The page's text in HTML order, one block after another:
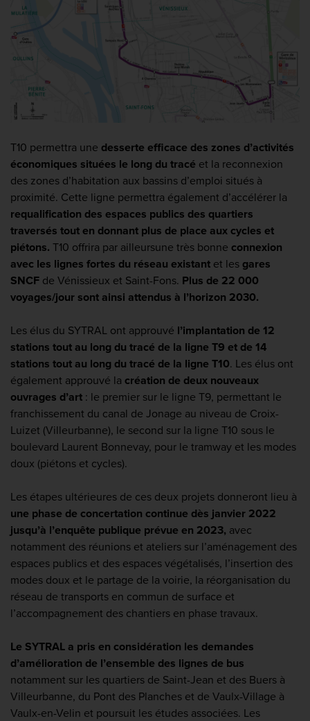
T10 permettra une desserte efficace des zones d’activités
économiques situées le long du tracé et la reconnexion
des zones d’habitation aux bassins d’emploi situés à
proximité. Cette ligne permettra également d’accélérer la
requalification des espaces publics des quartiers
traversés tout en donnant plus de place aux cycles et
piétons. T10 offrira par ailleursune très bonne connexion
avec les lignes fortes du réseau existant et les gares
SNCF de Vénissieux et Saint-Fons. Plus de 22 000
voyages/jour sont ainsi attendus à l’horizon 2030.
Les élus du SYTRAL ont approuvé l’implantation de 12
stations tout au long du tracé de la ligne T9 et de 14
stations tout au long du tracé de la ligne T10. Les élus ont
également approuvé la création de deux nouveaux
ouvrages d’art : le premier sur le ligne T9, permettant le
franchissement du canal de Jonage au niveau de Croix-
Luizet (Villeurbanne), le second sur la ligne T10 sous le
boulevard Laurent Bonnevay, pour le tramway et les modes
doux (piétons et cycles).
Les étapes ultérieures de ces deux projets donneront lieu à
une phase de concertation continue dès janvier 2022
jusqu’à l’enquête publique prévue en 2023, avec
notamment des réunions et ateliers sur l’aménagement des
espaces publics et des espaces végétalisés, l’insertion des
modes doux et le partage de la voirie, la réorganisation du
réseau de transports en commun de surface et
l’accompagnement des chantiers en phase travaux.
Le SYTRAL a pris en considération les demandes
d’amélioration de l’ensemble des lignes de bus
notamment sur les quartiers de Saint-Jean et des Buers à
Villeurbanne, du Pont des Planches et de Vaulx-Village à
Vaulx-en-Velin et poursuit les études associées. Les